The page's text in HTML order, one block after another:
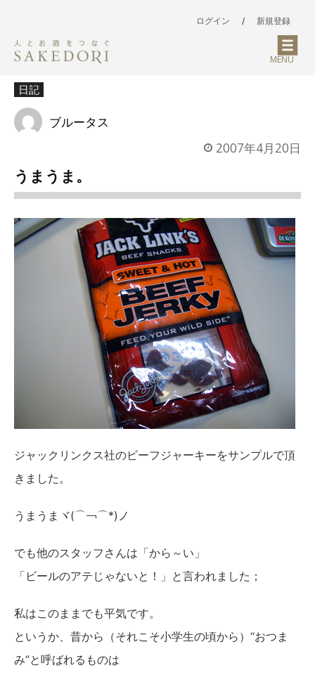
ログイン / 新規登録
MENU
日記
ブルータス
2007年4月20日
うまうま。
ジャックリンクス社のビーフジャーキーをサンプルで頂
きました。
うまうまヾ(⌒￢⌒*)ノ
でも他のスタッフさんは「から～い」
「ビールのアテじゃないと！」と言われました；
私はこのままでも平気です。
というか、昔から（それこそ小学生の頃から）“おつま
み”と呼ばれるものは